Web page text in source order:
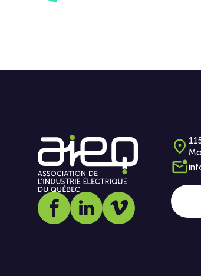
Social media link icon-
Social media link icon-
Social media link